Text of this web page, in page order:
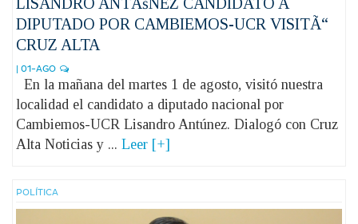
DIPUTADO POR CAMBIEMOS-UCR VISITÃ“
CRUZ ALTA
| 01-AGO
En la mañana del martes 1 de agosto, visitó nuestra
localidad el candidato a diputado nacional por
Cambiemos-UCR Lisandro Antúnez. Dialogó con Cruz
Alta Noticias y ... Leer [+]
POLÍ­TICA